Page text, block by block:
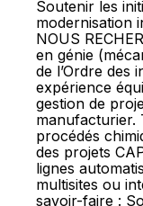
Soutenir les
modernisation
NOUS
en génie
de l’Ordre des
expérience
gestion de
manufacturier.
procédés
des projets
lignes
multisites ou
savoir-faire :